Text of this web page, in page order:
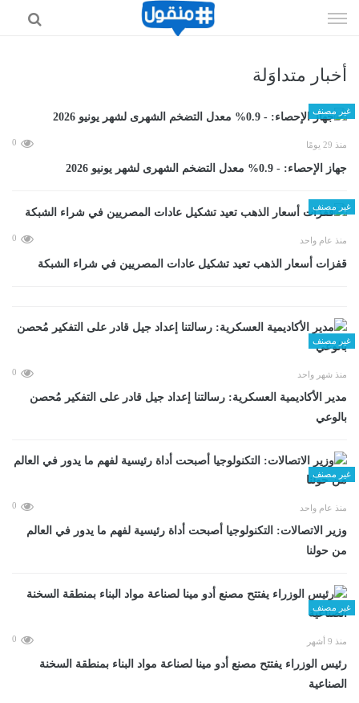
الى
أخبار متداوَلة
غير مصنف
منذ 29 يومًا 0
جهاز الإحصاء: - 0.9% معدل التضخم الشهرى لشهر يونيو 2026
غير مصنف
منذ عام واحد 0
قفزات أسعار الذهب تعيد تشكيل عادات المصريين في شراء الشبكة
غير مصنف
منذ شهر واحد 0
مدير الأكاديمية العسكرية: رسالتنا إعداد جيل قادر على التفكير مُحصن
بالوعي
غير مصنف
منذ عام واحد 0
وزير الاتصالات: التكنولوجيا أصبحت أداة رئيسية لفهم ما يدور في العالم
من حولنا
غير مصنف
منذ 9 أشهر 0
رئيس الوزراء يفتتح مصنع أدو مينا لصناعة مواد البناء بمنطقة السخنة
الصناعية